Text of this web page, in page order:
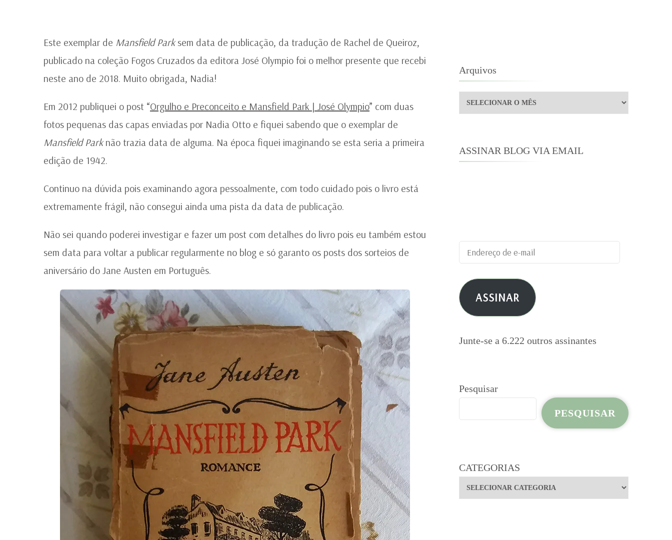
Este exemplar de Mansfield Parksem data de publicação, da tradução de Rachel de Queiroz,
publicado na coleção Fogos Cruzados da editora José Olympio foi o melhor presente que recebi
neste ano de 2018. Muito obrigada, Nadia!
Em 2012 publiquei o post “Orgulho e Preconceito e Mansfield Park | José Olympio” com duas
fotos pequenas das capas enviadas por Nadia Otto e fiquei sabendo que o exemplar de
Mansfield Parknão trazia data de alguma. Na época fiquei imaginando se esta seria a primeira
edição de 1942.
Continuo na dúvida pois examinando agora pessoalmente, com todo cuidado pois o livro está
extremamente frágil, não consegui ainda uma pista da data de publicação.
Não sei quando poderei investigar e fazer um post com detalhes do livro pois eu também estou
sem data para voltar a publicar regularmente no blog e só garanto os posts dos sorteios de
aniversário do Jane Austen em Português.
Arquivos
Arquivos
ASSINAR BLOG VIA EMAIL
Endereço
de
e-
mail ASSINAR
Junte-se a 6.222 outros assinantes
Pesquisar
PESQUISAR
CATEGORIAS